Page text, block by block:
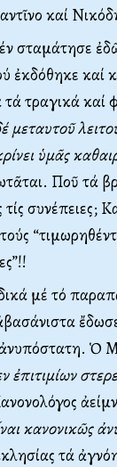
καί
σταμάτησε
καί
τά τραγικά καί
μεταυτοῦ
ὑμᾶς
Ποῦ τά
συνέπειες;
μέ τό
ἀνυπόστατη. Ὁ
κανονικῶς
τά